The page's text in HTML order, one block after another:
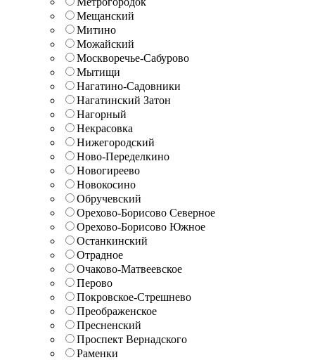
Мещанский
Митино
Можайский
Москворечье-Сабурово
Мытищи
Нагатино-Садовники
Нагатинский Затон
Нагорный
Некрасовка
Нижегородский
Ново-Переделкино
Новогиреево
Новокосино
Обручевский
Орехово-Борисово Северное
Орехово-Борисово Южное
Останкинский
Отрадное
Очаково-Матвеевское
Перово
Покровское-Стрешнево
Преображенское
Пресненский
Проспект Вернадского
Раменки